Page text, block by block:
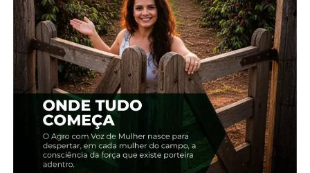
Relacionado
Milho: Indicador volta a
fechar acima de R$ 76/sc
11 de fevereiro, 2025
Em "Brasil"
Milho: Com pressão
compradora, preço volta a
cair no BR
22 de abril, 2025
Em "Brasil"
Milho: Preços seguem em
alta no Brasil
4 de fevereiro, 2025
Em "Brasil"